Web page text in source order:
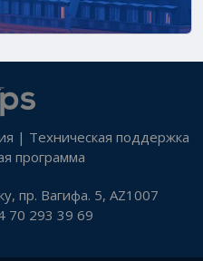
| Техническая поддержка
программа
пр. Вагифа. 5, AZ1007
70 293 39 69